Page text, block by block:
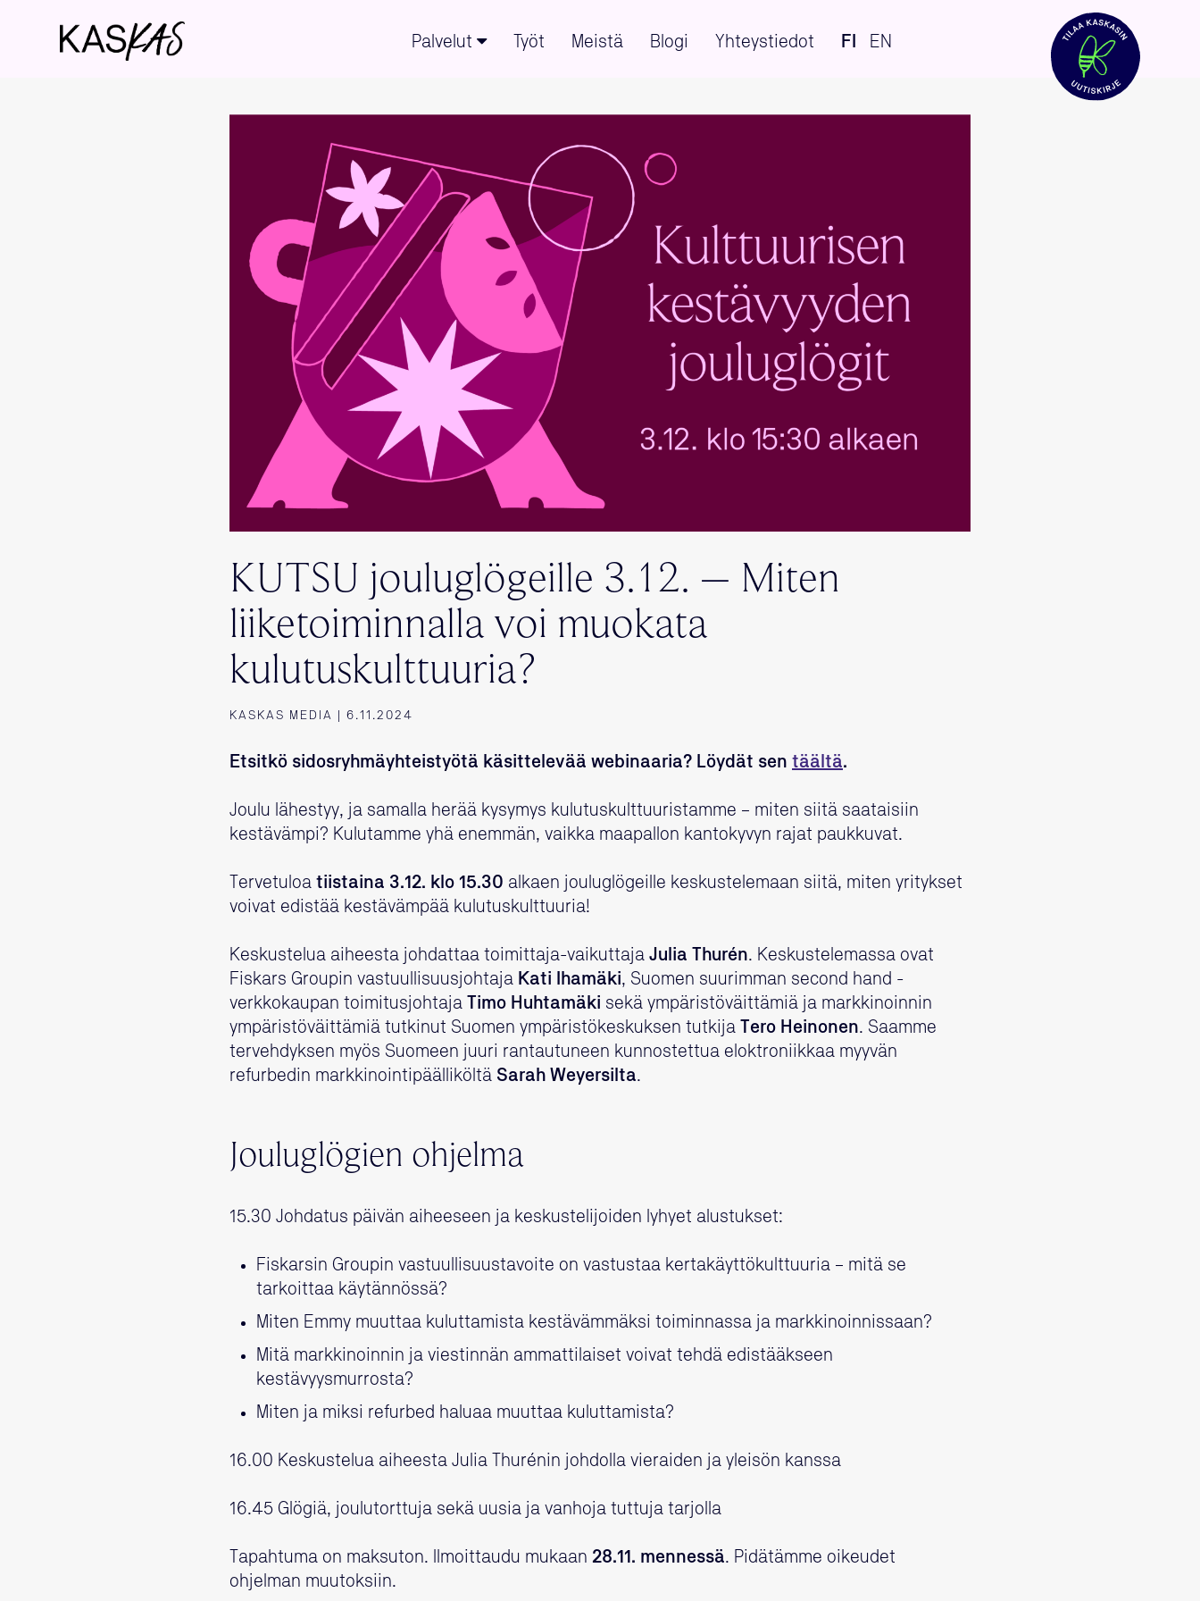
Palvelut Työt Meistä Blogi Yhteystiedot FI EN
KUTSU jouluglögeille 3.12. – Miten
liiketoiminnalla voi muokata
kulutuskulttuuria?
KASKAS MEDIA | 6.11.2024
Etsitkö sidosryhmäyhteistyötä käsittelevää webinaaria? Löydät sen täältä.
Joulu lähestyy, ja samalla herää kysymys kulutuskulttuuristamme – miten siitä saataisiin
kestävämpi? Kulutamme yhä enemmän, vaikka maapallon kantokyvyn rajat paukkuvat.
Tervetuloa tiistaina 3.12. klo 15.30 alkaen jouluglögeille keskustelemaan siitä, miten yritykset
voivat edistää kestävämpää kulutuskulttuuria!
Keskustelua aiheesta johdattaa toimittaja-vaikuttaja Julia Thurén. Keskustelemassa ovat
Fiskars Groupin vastuullisuusjohtaja Kati Ihamäki, Suomen suurimman second hand -
verkkokaupan toimitusjohtaja
Timo Huhtamäki sekä ympäristöväittämiä ja markkinoinnin
ympäristöväittämiä tutkinut Suomen ympäristökeskuksen tutkija
Tero Heinonen. Saamme
tervehdyksen myös Suomeen juuri rantautuneen kunnostettua eloktroniikkaa myyvän
refurbedin markkinointipäälliköltä Sarah Weyersilta.
Jouluglögien ohjelma
15.30 Johdatus päivän aiheeseen ja keskustelijoiden lyhyet alustukset:
Fiskarsin Groupin vastuullisuustavoite on vastustaa kertakäyttökulttuuria – mitä se
tarkoittaa käytännössä?
Miten Emmy muuttaa kuluttamista kestävämmäksi toiminnassa ja markkinoinnissaan?
Mitä markkinoinnin ja viestinnän ammattilaiset voivat tehdä edistääkseen
kestävyysmurrosta?
Miten ja miksi refurbed haluaa muuttaa kuluttamista?
16.00 Keskustelua aiheesta Julia Thurénin johdolla vieraiden ja yleisön kanssa
16.45 Glögiä, joulutorttuja sekä uusia ja vanhoja tuttuja tarjolla
Tapahtuma on maksuton. Ilmoittaudu mukaan 28.11. mennessä. Pidätämme oikeudet
ohjelman muutoksiin.